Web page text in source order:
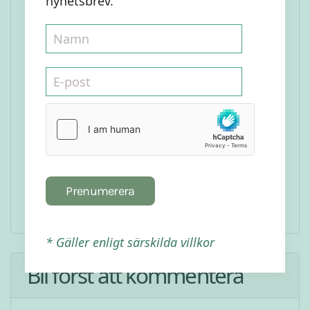
kokosnektar i banansmeten.
När kakan är klar låt den svalnaheltinnan
du rör den. När den är helt svalnad ta en
två tortbottnar.
Nagga den nedre tårtbotten med en gaffel.
Smet på bananmoset på den nedre
tårtbotten och sätt sedan på den övre
Dekorera tårtan med kokosgrädde och
jordgubbar.
Bli först att kommentera
Prenumerera
* Gäller enligt särskilda villkor